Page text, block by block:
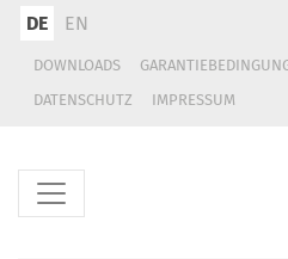
DE EN
DOWNLOADS
DATENSCHUTZ
IMPRESSUM